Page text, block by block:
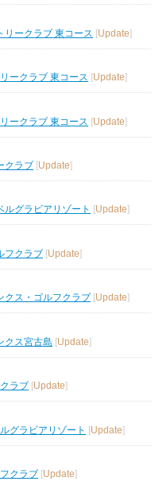
リークラブ 東コース [Update]
ークラブ 東コース [Update]
ークラブ 東コース [Update]
クラブ [Update]
ルグラビアリゾート
Update
フクラブ [Update]
クス・ゴルフクラブ
Update
クス宮古島 [Update]
ラブ
Update
グラビアリゾート
[Update]
クラブ [Update]